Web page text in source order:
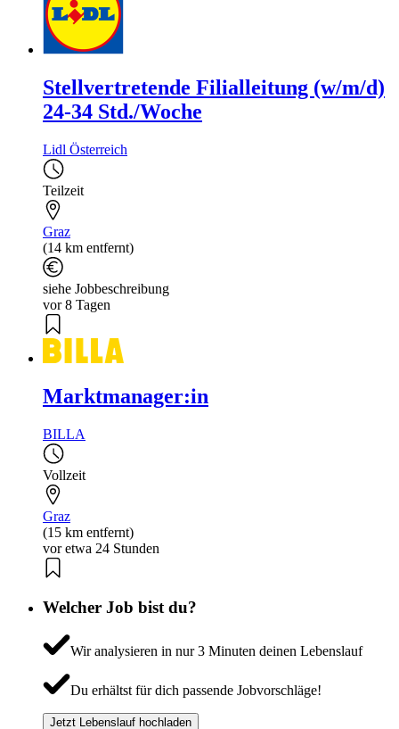
Stellvertretende Filialleitung (w/m/d)
24-34 Std./Woche
Lidl Österreich
Teilzeit
Graz
(14 km entfernt)
siehe Jobbeschreibung
vor 8 Tagen
Marktmanager:in
BILLA
Vollzeit
Graz
(15 km entfernt)
vor etwa 24 Stunden
Welcher Job bist du?
Wir analysieren in nur 3 Minuten deinen Lebenslauf
Du erhältst für dich passende Jobvorschläge!
Jetzt Lebenslauf hochladen